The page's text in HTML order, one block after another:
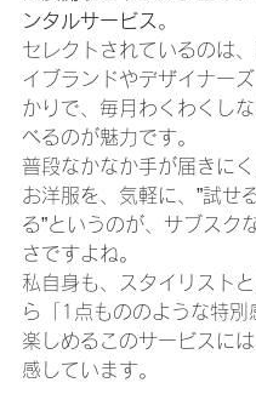
ンタルサービス 。
セレクトされているのは
イブランドやデザイナー
かりで、毎月わくわくし
べるのが魅力です。
普段なかなか手が届きに
お洋服を、気軽に、”試せ
る”というのが、サブスク
さですよね。
私自身も、スタイリスト
ら「1点もののような特別
楽しめるこのサービスに
感しています。